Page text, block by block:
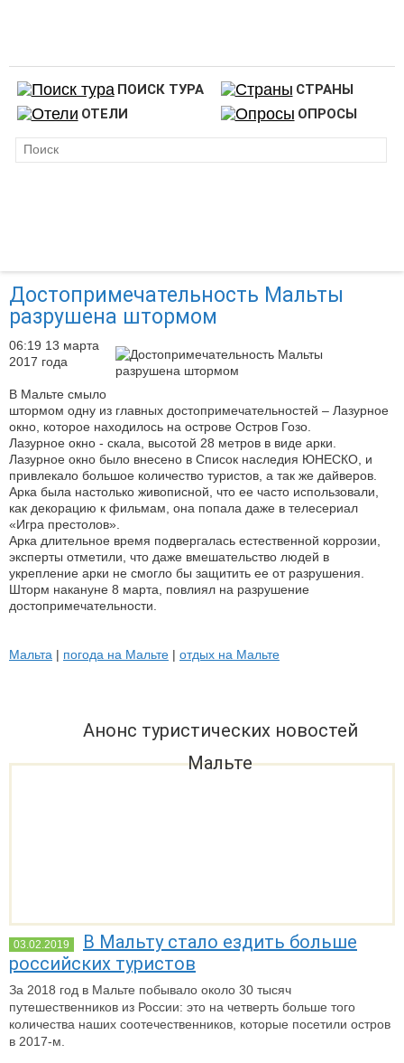
ПОИСК ТУРА
СТРАНЫ
ОТЕЛИ
ОПРОСЫ
Достопримечательность Мальты
разрушена штормом
06:19 13 марта
2017 года
В Мальте смыло
штормом одну из главных достопримечательностей – Лазурное
окно, которое находилось на острове Остров Гозо.
Лазурное окно - скала, высотой 28 метров в виде арки.
Лазурное окно было внесено в Список наследия ЮНЕСКО, и
привлекало большое количество туристов, а так же дайверов.
Арка была настолько живописной, что ее часто использовали,
как декорацию к фильмам, она попала даже в телесериал
«Игра престолов».
Арка длительное время подвергалась естественной коррозии,
эксперты отметили, что даже вмешательство людей в
укрепление арки не смогло бы защитить ее от разрушения.
Шторм накануне 8 марта, повлиял на разрушение
достопримечательности.
Мальта | погода на Мальте | отдых на Мальте
Анонс туристических новостей
Мальте
03.02.2019
В Мальту стало ездить больше
российских туристов
За 2018 год в Мальте побывало около 30 тысяч
путешественников из России: это на четверть больше того
количества наших соотечественников, которые посетили остров
в 2017-м.